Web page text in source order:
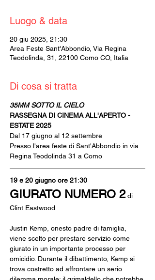
Luogo & data
20 giu 2025, 21:30
Area Feste Sant'Abbondio, Via Regina
Teodolinda, 31, 22100 Como CO, Italia
Di cosa si tratta
35MM SOTTO IL CIELO
RASSEGNA DI CINEMA ALL'APERTO -
ESTATE 2025
Dal 17 giugno al 12 settembre
Presso l'area feste di Sant'Abbondio in via
Regina Teodolinda 31 a Como
19 e 20 giugno ore 21:30
GIURATO NUMERO 2 di
Clint Eastwood
Justin Kemp, onesto padre di famiglia,
viene scelto per prestare servizio come
giurato in un importante processo per
omicidio. Durante il dibattimento, Kemp si
trova costretto ad affrontare un serio